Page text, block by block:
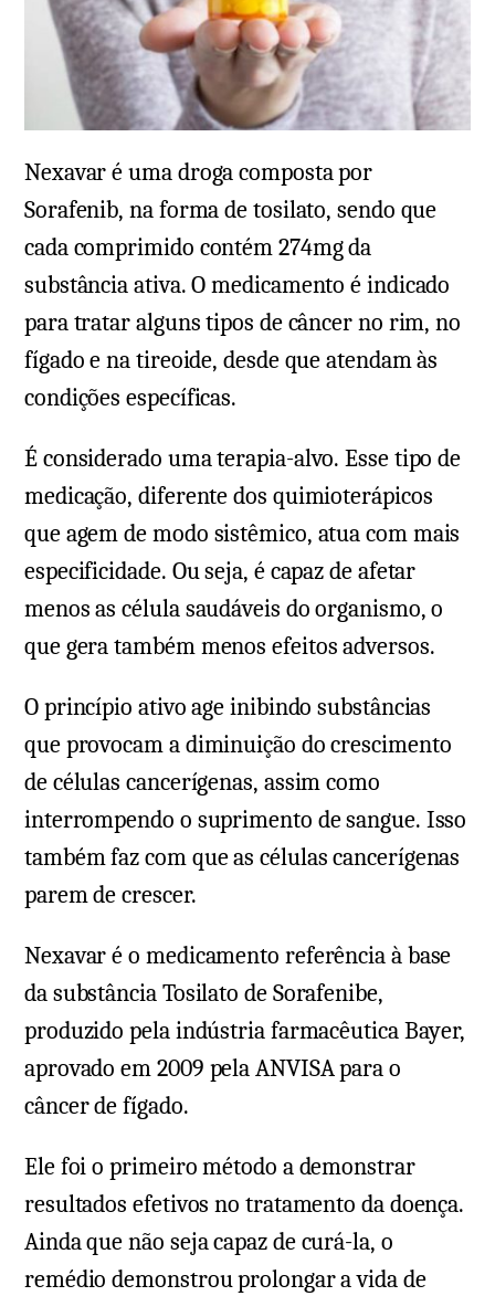
Nexavar é uma droga composta por
Sorafenib, na forma de tosilato, sendo que
cada comprimido contém 274mg da
substância ativa. O medicamento é indicado
para tratar alguns tipos de câncer no rim, no
fígado e na tireoide, desde que atendam às
condições específicas.
É considerado uma terapia-alvo. Esse tipo de
medicação, diferente dos quimioterápicos
que agem de modo sistêmico, atua com mais
especificidade. Ou seja, é capaz de afetar
menos as célula saudáveis do organismo, o
que gera também menos efeitos adversos.
O princípio ativo age inibindo substâncias
que provocam a diminuição do crescimento
de células cancerígenas, assim como
interrompendo o suprimento de sangue. Isso
também faz com que as células cancerígenas
parem de crescer.
Nexavar é o medicamento referência à base
da substância Tosilato de Sorafenibe,
produzido pela indústria farmacêutica Bayer,
aprovado em 2009 pela ANVISA para o
câncer de fígado.
Ele foi o primeiro método a demonstrar
resultados efetivos no tratamento da doença.
Ainda que não seja capaz de curá-la, o
remédio demonstrou prolongar a vida de